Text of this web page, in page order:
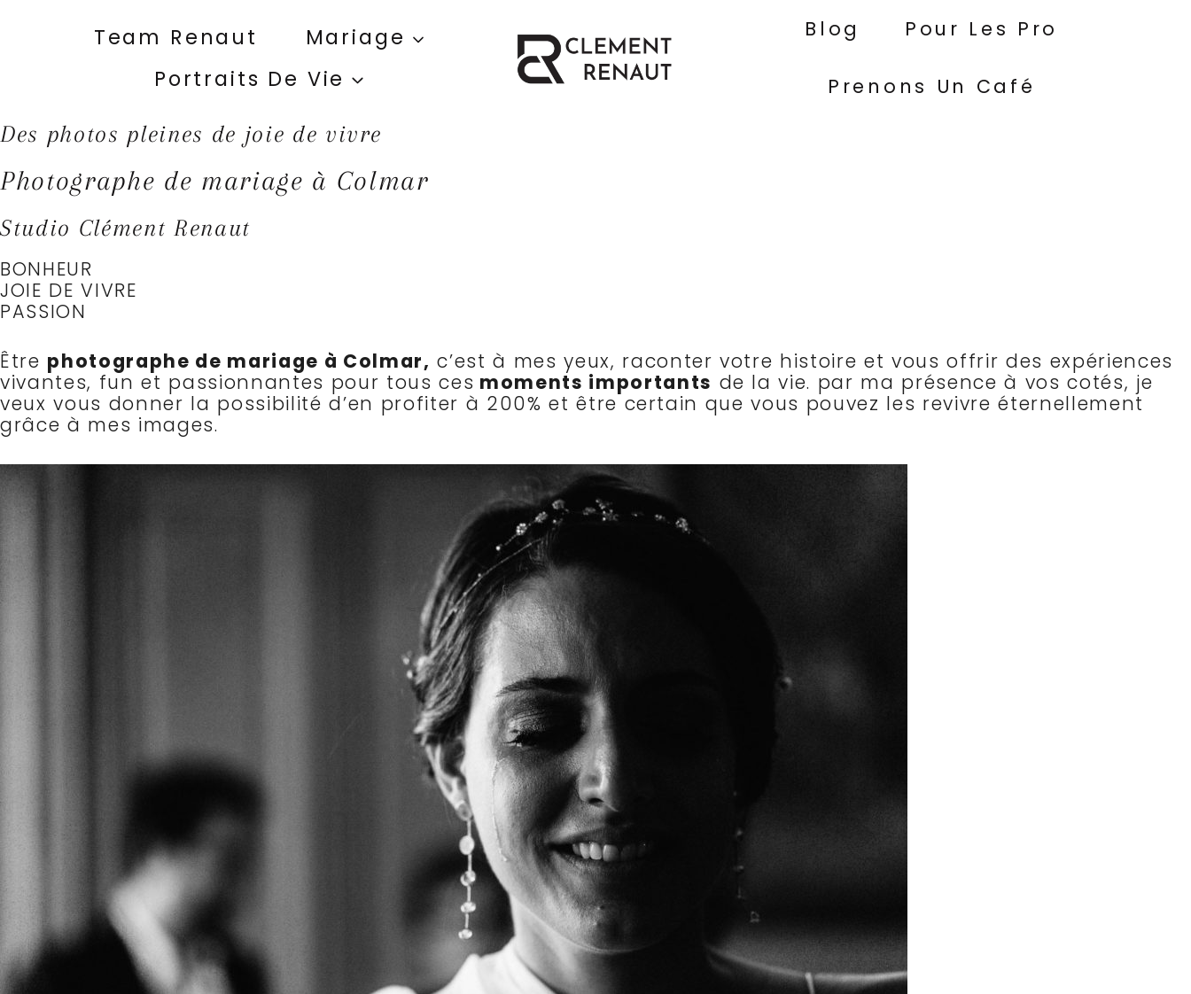
Team Renaut
Mariage
Portraits De Vie
Blog Pour Les Pro
Prenons Un Café
Des photos pleines de joie de vivre
Photographe de mariage à Colmar
Studio Clément Renaut
BONHEUR
JOIE DE VIVRE
PASSION
Être photographe de mariage à Colmar, c’est à mes yeux, raconter votre histoire et vous offrir des expériences
vivantes, fun et passionnantes pour tous ces moments importants de la vie. par ma présence à vos cotés, je
veux vous donner la possibilité d’en profiter à 200% et être certain que vous pouvez les revivre éternellement
grâce à mes images.